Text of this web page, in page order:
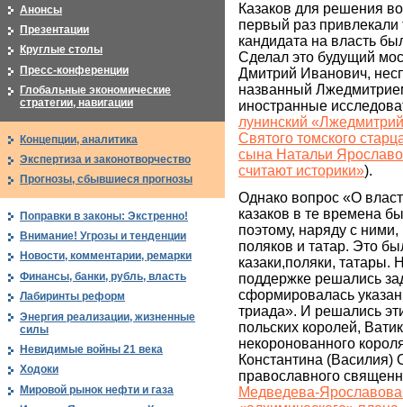
Казаков для решения
первый раз привлекали
кандидата на власть
Сделал это будущий
Дмитрий Иванович,
названный
иностранные
лунинский
Святого томского
сына Натальи
считают историки»).
Однако вопрос «О
казаков в те времена
поэтому, наряду с
поляков и татар. Это
казаки,поляки, татары.
поддержке решались
сформировалась
триада». И решались
польских королей,
некоронованного
Константина (Василия)
православного
Медведева-
Анонсы
Презентации
Круглые столы
Пресс-конференции
Глобальные экономические
стратегии, навигации
Концепции, аналитика
Экспертиза и законотворчество
Прогнозы, сбывшиеся прогнозы
Поправки в законы: Экстренно!
Внимание! Угрозы и тенденции
Новости, комментарии, ремарки
Финансы, банки, рубль, власть
Лабиринты реформ
Энергия реализации, жизненные
силы
Невидимые войны 21 века
Ходоки
Мировой рынок нефти и газа